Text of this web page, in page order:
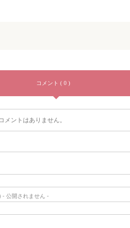
コメント ( 0 )
メントはありません。
- 公開されません -